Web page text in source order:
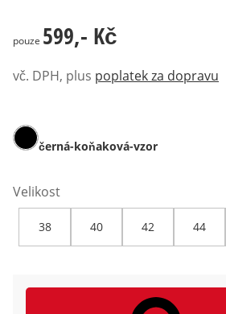
599,- Kč
pouze 599,- Kč
vč. DPH, plus poplatek za dopravu
černá-koňaková-vzor
Velikost
38 40 42 44